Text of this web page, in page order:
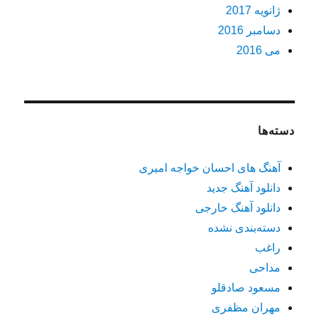
ژانویه 2017
دسامبر 2016
می 2016
دسته‌ها
آهنگ های احسان خواجه امیری
دانلود آهنگ جدید
دانلود آهنگ خارجی
دسته‌بندی نشده
راغب
مداحی
مسعود صادقلو
مهران مظفری